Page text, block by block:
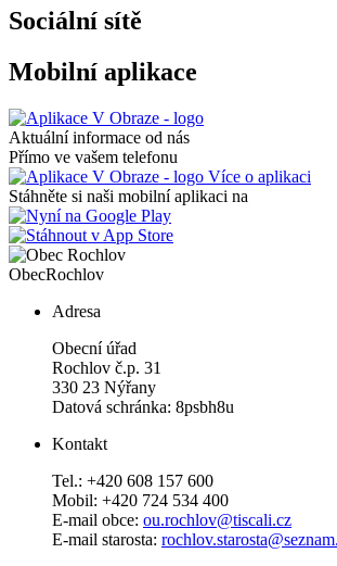
Sociální sítě
Mobilní aplikace
Aktuální informace od nás
Přímo ve vašem telefonu
Více o aplikaci
Stáhněte si naši mobilní aplikaci na
ObecRochlov
Adresa
Obecní úřad
Rochlov č.p. 31
330 23 Nýřany
Datová schránka: 8psbh8u
Kontakt
Tel.: +420 608 157 600
Mobil: +420 724 534 400
E-mail obce: ou.rochlov@tiscali.cz
E-mail starosta: